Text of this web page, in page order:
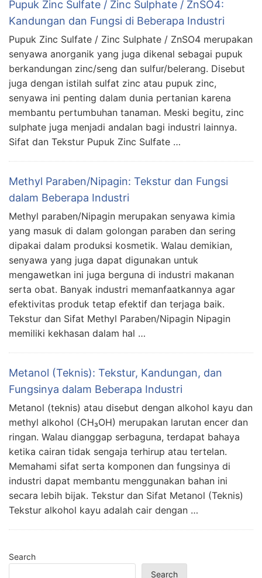
Pupuk Zinc Sulfate / Zinc Sulphate / ZnSO4:
Kandungan dan Fungsi di Beberapa Industri
Pupuk Zinc Sulfate / Zinc Sulphate / ZnSO4 merupakan
senyawa anorganik yang juga dikenal sebagai pupuk
berkandungan zinc/seng dan sulfur/belerang. Disebut
juga dengan istilah sulfat zinc atau pupuk zinc,
senyawa ini penting dalam dunia pertanian karena
membantu pertumbuhan tanaman. Meski begitu, zinc
sulphate juga menjadi andalan bagi industri lainnya.
Sifat dan Tekstur Pupuk Zinc Sulfate …
Methyl Paraben/Nipagin: Tekstur dan Fungsi
dalam Beberapa Industri
Methyl paraben/Nipagin merupakan senyawa kimia
yang masuk di dalam golongan paraben dan sering
dipakai dalam produksi kosmetik. Walau demikian,
senyawa yang juga dapat digunakan untuk
mengawetkan ini juga berguna di industri makanan
serta obat. Banyak industri memanfaatkannya agar
efektivitas produk tetap efektif dan terjaga baik.
Tekstur dan Sifat Methyl Paraben/Nipagin Nipagin
memiliki kekhasan dalam hal …
Metanol (Teknis): Tekstur, Kandungan, dan
Fungsinya dalam Beberapa Industri
Metanol (teknis) atau disebut dengan alkohol kayu dan
methyl alkohol (CH₃OH) merupakan larutan encer dan
ringan. Walau dianggap serbaguna, terdapat bahaya
ketika cairan tidak sengaja terhirup atau tertelan.
Memahami sifat serta komponen dan fungsinya di
industri dapat membantu menggunakan bahan ini
secara lebih bijak. Tekstur dan Sifat Metanol (Teknis)
Tekstur alkohol kayu adalah cair dengan …
Search
Search